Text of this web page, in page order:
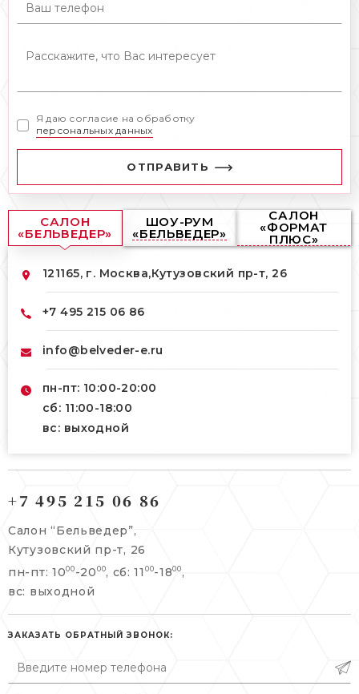
Я даю согласие на обработку
персональных данных
ОТПРАВИТЬ
САЛОН
«БЕЛЬВЕДЕР»
ШОУ-РУМ
«БЕЛЬВЕДЕР»
САЛОН
«ФОРМАТ
ПЛЮС»
121165, г. Москва,Кутузовский пр-т, 26
+7 495 215 06 86
info@belveder-e.ru
пн-пт: 10:00-20:00
сб: 11:00-18:00
вс: выходной
info@belveder-e.ru
пн-пт: 10:00-20:00
сб, вс: выходной
Берсеневский переулок, 3/10с7
+7 495 477 45 43
info@belveder-e.ru
пн-пт: 10:00-19:00
сб: выходной
+7 495 215 06 86
Салон “Бельведер”,
Кутузовский пр-т, 26
пн-пт: 1000 -20 00, сб: 11 00-1800 ,
вс: выходной
ЗАКАЗАТЬ ОБРАТНЫЙ ЗВОНОК: